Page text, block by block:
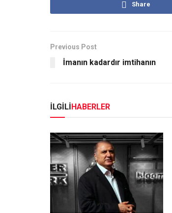
Share
Previous Post
İmanın kadardır imtihanın
İLGİLİHABERLER